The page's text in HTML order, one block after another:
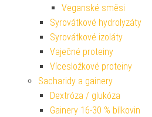
Veganské směsi
Syrovátkové hydrolyzáty
Syrovátkové izoláty
Vaječné proteiny
Vícesložkové proteiny
Sacharidy a gainery
Dextróza / glukóza
Gainery 16-30 % bílkovin